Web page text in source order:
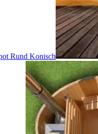
Rund Konisch